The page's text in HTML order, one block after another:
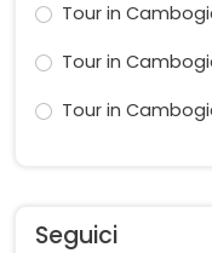
Tour in
Tour in
Tour in
Seguici